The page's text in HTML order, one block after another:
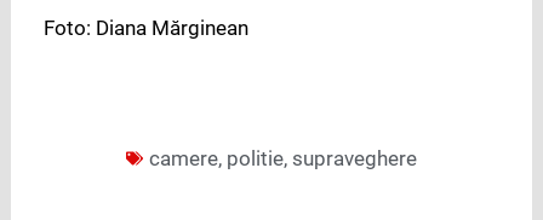
Foto: Diana Mărginean
camere, politie, supraveghere